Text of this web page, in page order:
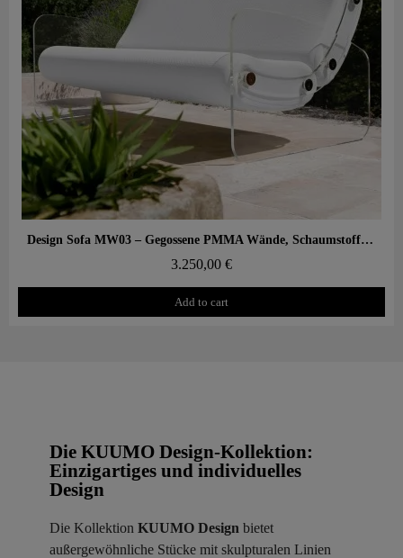
Aperçu rapide Design Sofa MW03 – Gegossene PMMA Wände, Schaumstoffsitz
3.250,00 €
Add to cart
Die KUUMO Design-Kollektion:
Einzigartiges und individuelles
Design
Die Kollektion KUUMO Design bietet
außergewöhnliche Stücke mit skulpturalen Linien